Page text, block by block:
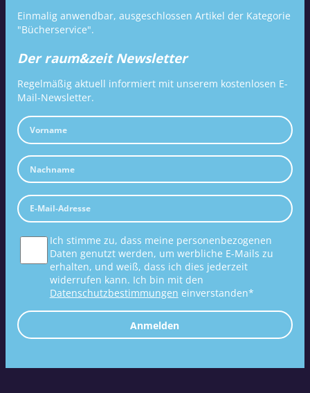
Einmalig anwendbar, ausgeschlossen Artikel der Kategorie
"Bücherservice".
Der raum&zeit Newsletter
Regelmäßig aktuell informiert mit unserem kostenlosen E-
Mail-Newsletter.
Ich stimme zu, dass meine personenbezogenen
Daten genutzt werden, um werbliche E-Mails zu
erhalten, und weiß, dass ich dies jederzeit
widerrufen kann. Ich bin mit den
Datenschutzbestimmungen einverstanden*
Anmelden